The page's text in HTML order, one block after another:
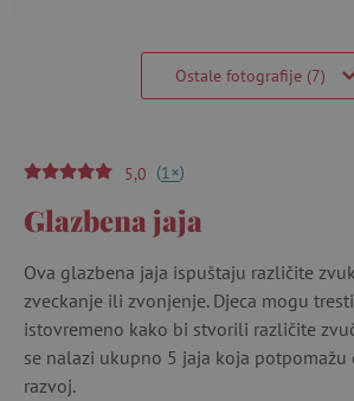
Ostale fotografije (7)
5,0 (1+)
Glazbena jaja
Ova glazbena jaja ispuštaju različite
zveckanje ili zvonjenje. Djeca mogu
istovremeno kako bi stvorili različite
se nalazi ukupno 5 jaja koja potpomažu
razvoj.